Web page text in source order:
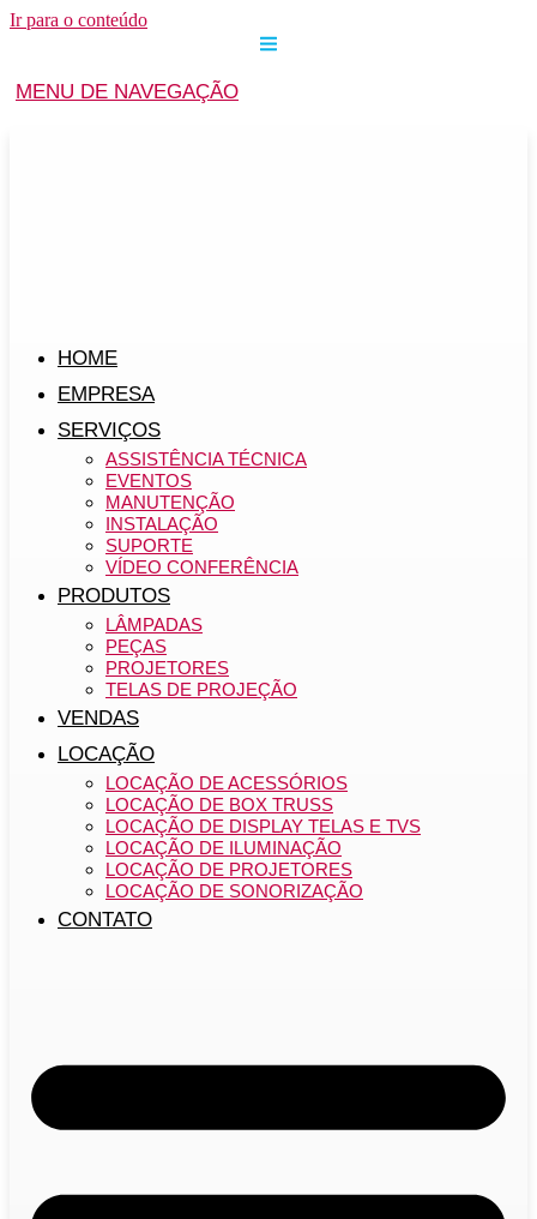
Ir para o conteúdo
MENU DE NAVEGAÇÃO
HOME
EMPRESA
SERVIÇOS
ASSISTÊNCIA TÉCNICA
EVENTOS
MANUTENÇÃO
INSTALAÇÃO
SUPORTE
VÍDEO CONFERÊNCIA
PRODUTOS
LÂMPADAS
PEÇAS
PROJETORES
TELAS DE PROJEÇÃO
VENDAS
LOCAÇÃO
LOCAÇÃO DE ACESSÓRIOS
LOCAÇÃO DE BOX TRUSS
LOCAÇÃO DE DISPLAY TELAS E TVS
LOCAÇÃO DE ILUMINAÇÃO
LOCAÇÃO DE PROJETORES
LOCAÇÃO DE SONORIZAÇÃO
CONTATO